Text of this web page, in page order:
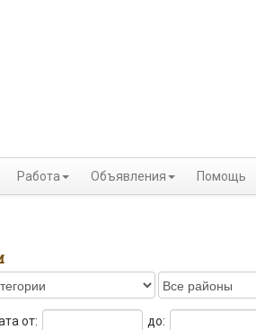
Работа Объявления Помощь
от: до: